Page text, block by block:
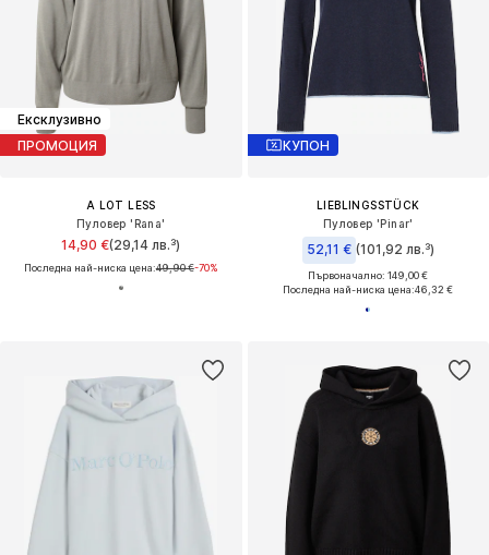
Ексклузивно
ПРОМОЦИЯ
A LOT LESS
Пуловер 'Rana'
14,90 €(29,14 лв.³)
Последна най-ниска цена:49,90 €-70%
КУПОН
LIEBLINGSSTÜCK
Пуловер 'Pinar'
52,11 € (101,92 лв.³)
Първоначално: 149,00 €
Последна най-ниска цена:46,32 €